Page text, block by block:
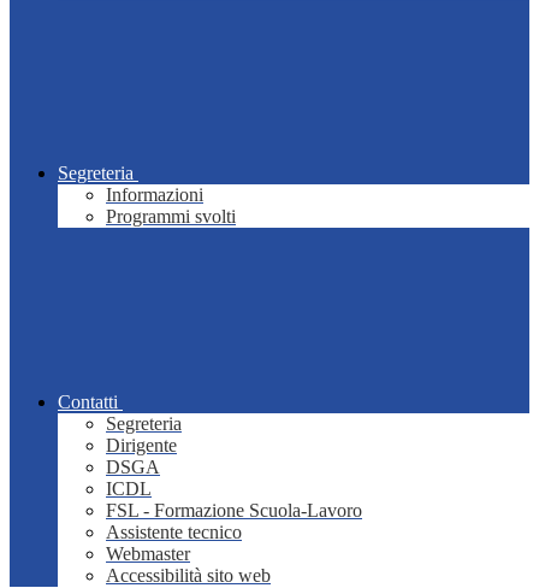
Segreteria
Informazioni
Programmi svolti
Contatti
Segreteria
Dirigente
DSGA
ICDL
FSL - Formazione Scuola-Lavoro
Assistente tecnico
Webmaster
Accessibilità sito web